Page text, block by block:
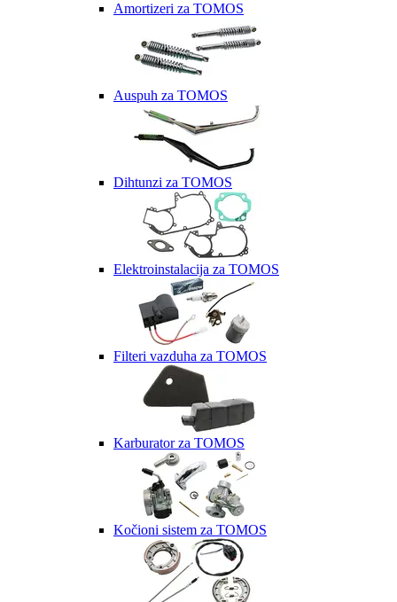
Amortizeri za TOMOS
Auspuh za TOMOS
Dihtunzi za TOMOS
Elektroinstalacija za TOMOS
Filteri vazduha za TOMOS
Karburator za TOMOS
Kočioni sistem za TOMOS